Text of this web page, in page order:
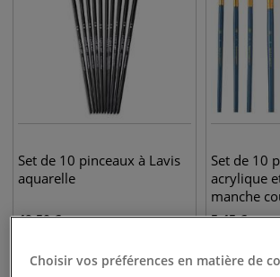
Set de 10 pinceaux à Lavis
aquarelle
49,50€
Set de 10
acrylique
manche
5,45€
Choisir vos préférences en matière de